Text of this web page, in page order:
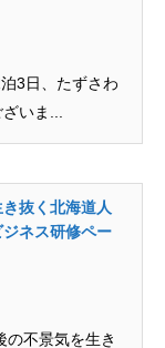
3日、たずさわ
いま...
抜く北海道人
ネス研修ペー
の不景気を生き